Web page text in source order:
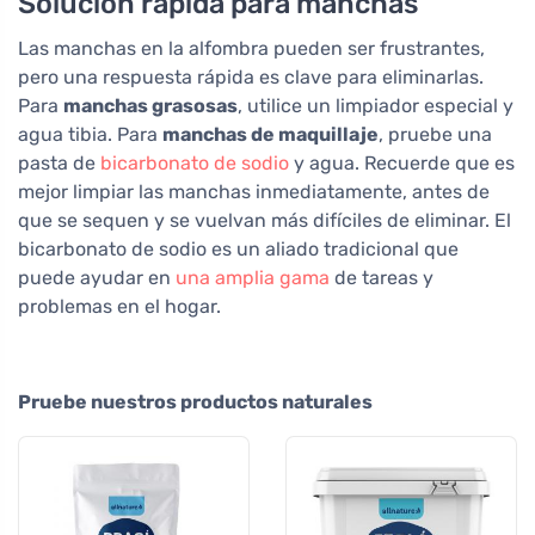
Las manchas en la alfombra pueden ser frustrantes,
pero una respuesta rápida es clave para eliminarlas.
Para manchas grasosas, utilice un limpiador especial y
agua tibia. Para manchas de maquillaje, pruebe una
pasta de bicarbonato de sodio y agua. Recuerde que es
mejor limpiar las manchas inmediatamente, antes de
que se sequen y se vuelvan más difíciles de eliminar. El
bicarbonato de sodio es un aliado tradicional que
puede ayudar en una amplia gama de tareas y
problemas en el hogar.
Pruebe nuestros productos naturales